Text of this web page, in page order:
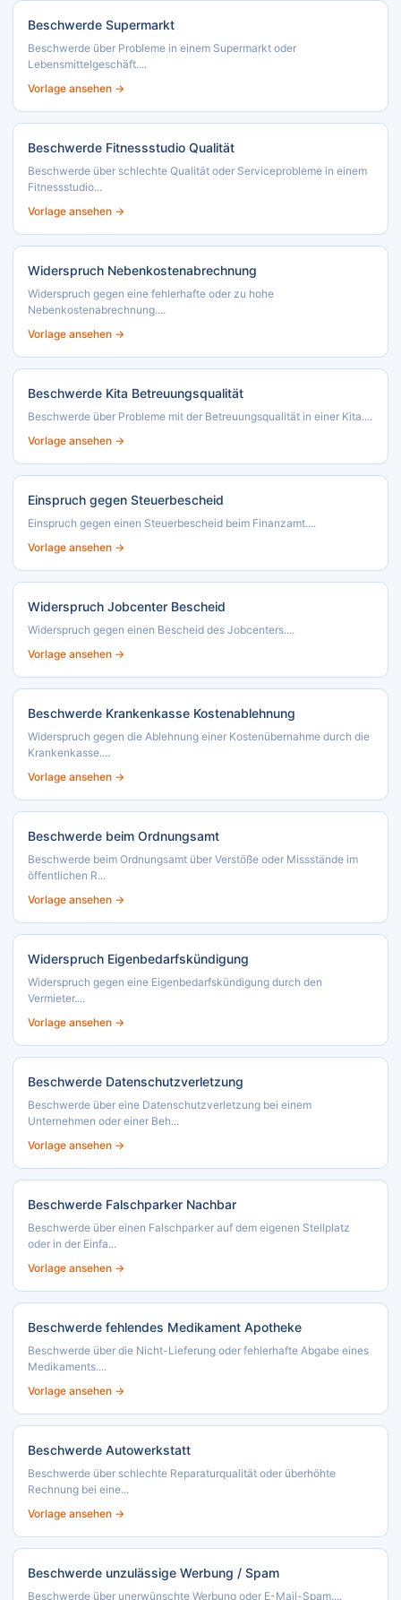
Beschwerde Supermarkt
Beschwerde über Probleme in einem Supermarkt oder
Lebensmittelgeschäft....
Vorlage ansehen →
Beschwerde Fitnessstudio Qualität
Beschwerde über schlechte Qualität oder Serviceprobleme in einem
Fitnessstudio...
Vorlage ansehen →
Widerspruch Nebenkostenabrechnung
Widerspruch gegen eine fehlerhafte oder zu hohe
Nebenkostenabrechnung....
Vorlage ansehen →
Beschwerde Kita Betreuungsqualität
Beschwerde über Probleme mit der Betreuungsqualität in einer Kita....
Vorlage ansehen →
Einspruch gegen Steuerbescheid
Einspruch gegen einen Steuerbescheid beim Finanzamt....
Vorlage ansehen →
Widerspruch Jobcenter Bescheid
Widerspruch gegen einen Bescheid des Jobcenters....
Vorlage ansehen →
Beschwerde Krankenkasse Kostenablehnung
Widerspruch gegen die Ablehnung einer Kostenübernahme durch die
Krankenkasse....
Vorlage ansehen →
Beschwerde beim Ordnungsamt
Beschwerde beim Ordnungsamt über Verstöße oder Missstände im
öffentlichen R...
Vorlage ansehen →
Widerspruch Eigenbedarfskündigung
Widerspruch gegen eine Eigenbedarfskündigung durch den
Vermieter....
Vorlage ansehen →
Beschwerde Datenschutzverletzung
Beschwerde über eine Datenschutzverletzung bei einem
Unternehmen oder einer Beh...
Vorlage ansehen →
Beschwerde Falschparker Nachbar
Beschwerde über einen Falschparker auf dem eigenen Stellplatz
oder in der Einfa...
Vorlage ansehen →
Beschwerde fehlendes Medikament Apotheke
Beschwerde über die Nicht-Lieferung oder fehlerhafte Abgabe eines
Medikaments....
Vorlage ansehen →
Beschwerde Autowerkstatt
Beschwerde über schlechte Reparaturqualität oder überhöhte
Rechnung bei eine...
Vorlage ansehen →
Beschwerde unzulässige Werbung / Spam
Beschwerde über unerwünschte Werbung oder E-Mail-Spam....